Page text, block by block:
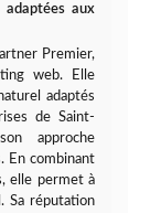
aux
Premier,
web. Elle
adaptés
de Saint-
approche
En combinant
elle permet à
Sa réputation